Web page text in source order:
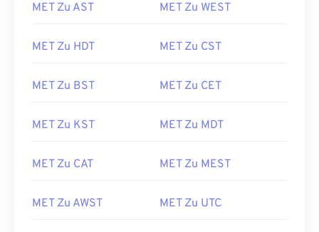
MET Zu AST MET Zu WEST
MET Zu HDT MET Zu CST
MET Zu BST MET Zu CET
MET Zu KST MET Zu MDT
MET Zu CAT MET Zu MEST
MET Zu AWST MET Zu UTC